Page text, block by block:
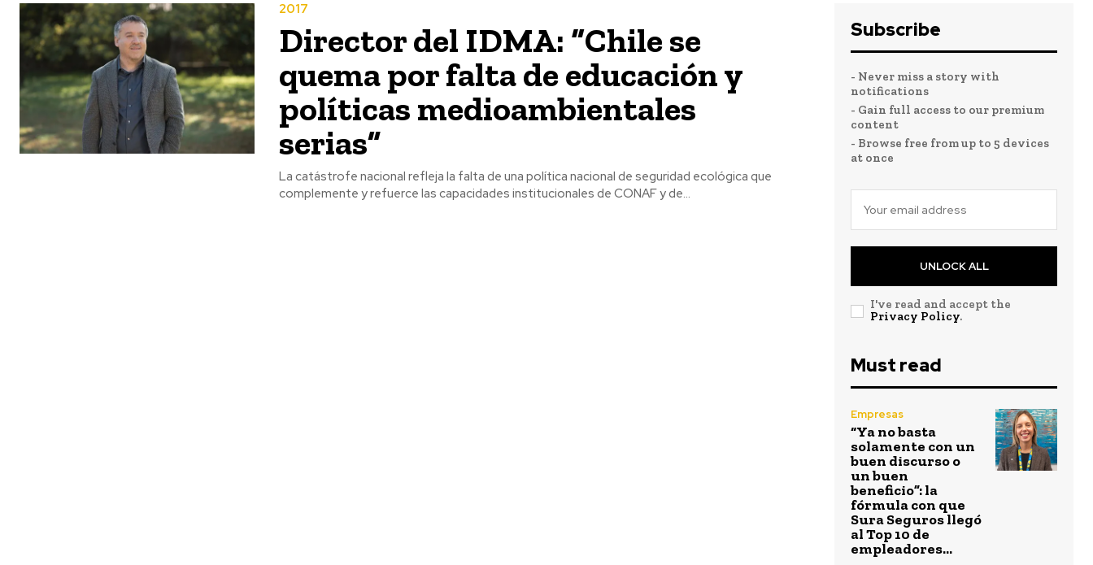
2017
Director del IDMA: “Chile se
quema por falta de educación y
políticas medioambientales
serias”
La catástrofe nacional refleja la falta de una política nacional de seguridad ecológica que
complemente y refuerce las capacidades institucionales de CONAF y de...
Subscribe
- Never miss a story with
notifications
- Gain full access to our premium
content
- Browse free from up to 5 devices
at once
UNLOCK ALL
I've read and accept the
Privacy Policy.
Must read
Empresas
“Ya no basta
solamente con un
buen discurso o
un buen
beneficio”: la
fórmula con que
Sura Seguros llegó
al Top 10 de
empleadores...